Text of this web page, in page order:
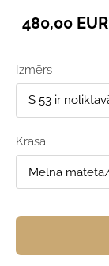
480,00 EUR
Izmērs
Krāsa